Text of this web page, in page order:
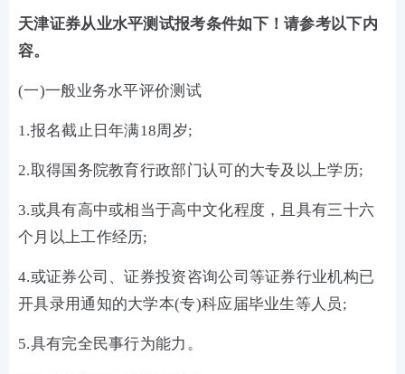
天津证券从业水平测试报考条件如下！请参考以下内
容。
(一)一般业务水平评价测试
1.报名截止日年满18周岁;
2.取得国务院教育行政部门认可的大专及以上学历;
3.或具有高中或相当于高中文化程度，且具有三十六
个月以上工作经历;
4.或证券公司、证券投资咨询公司等证券行业机构已
开具录用通知的大学本(专)科应届毕业生等人员;
5.具有完全民事行为能力。